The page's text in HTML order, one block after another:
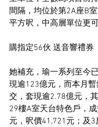
間隔，均位於第2A座B
平方呎，中高層單位更
購指定56伙 送音響禮券
她補充，瑜一系列至今
現逾123億元，而本月
交，套現逾2.78億元，
29樓A室天台特色戶，
元，呎價41,721元；及